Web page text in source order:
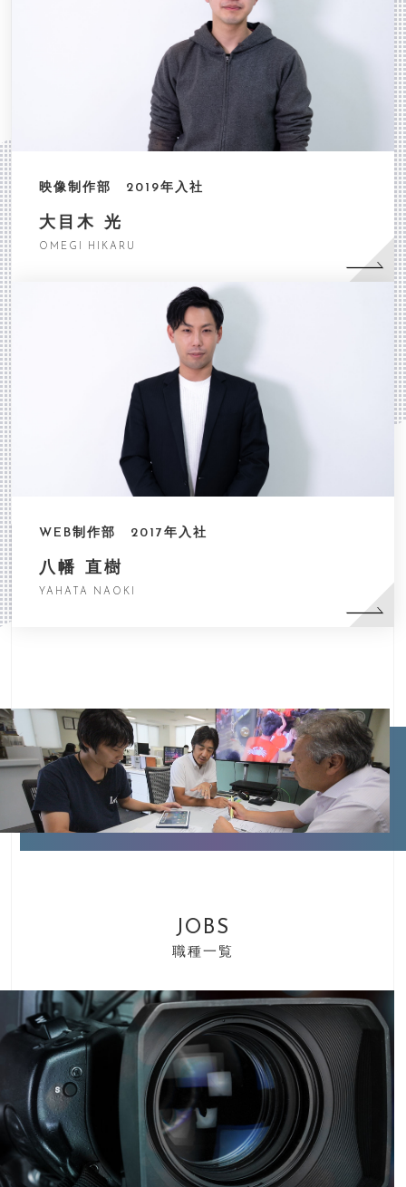
映像制作部 2019年入社
大目木 光
OMEGI HIKARU
WEB制作部 2017年入社
八幡 直樹
YAHATA NAOKI
JOBS
職種一覧